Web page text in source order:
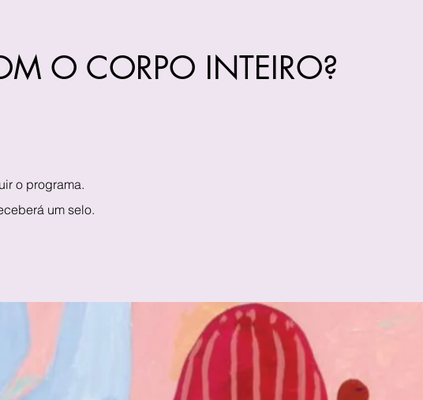
O CORPO INTEIRO?
o programa.
um selo.